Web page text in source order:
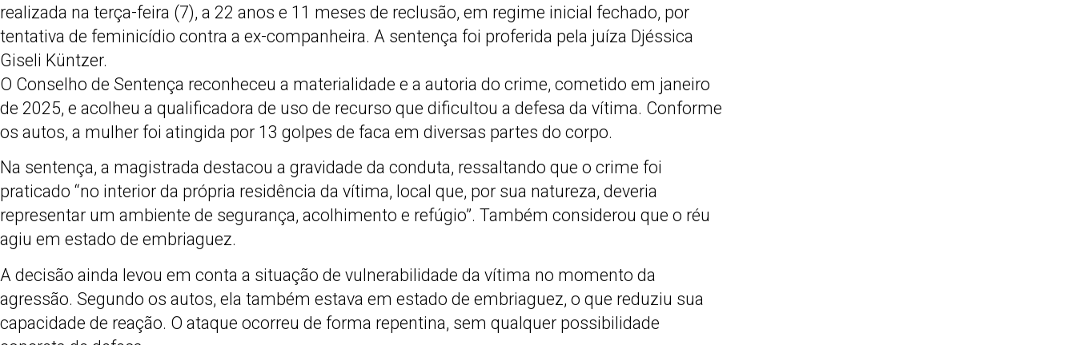
realizada na terça-feira (7), a 22 anos e 11 meses de reclusão, em regime inicial fechado, por
tentativa de feminicídio contra a ex-companheira. A sentença foi proferida pela juíza Djéssica
Giseli Küntzer.
O Conselho de Sentença reconheceu a materialidade e a autoria do crime, cometido em janeiro
de 2025, e acolheu a qualificadora de uso de recurso que dificultou a defesa da vítima. Conforme
os autos, a mulher foi atingida por 13 golpes de faca em diversas partes do corpo.
Na sentença, a magistrada destacou a gravidade da conduta, ressaltando que o crime foi
praticado “no interior da própria residência da vítima, local que, por sua natureza, deveria
representar um ambiente de segurança, acolhimento e refúgio”. Também considerou que o réu
agiu em estado de embriaguez.
A decisão ainda levou em conta a situação de vulnerabilidade da vítima no momento da
agressão. Segundo os autos, ela também estava em estado de embriaguez, o que reduziu sua
capacidade de reação. O ataque ocorreu de forma repentina, sem qualquer possibilidade